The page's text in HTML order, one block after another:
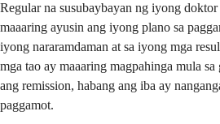
Regular na susubaybayan ng iyong
maaaring ayusin ang iyong plano sa
iyong nararamdaman at sa iyong mga
mga tao ay maaaring magpahinga mula
ang remission, habang ang iba ay
paggamot.